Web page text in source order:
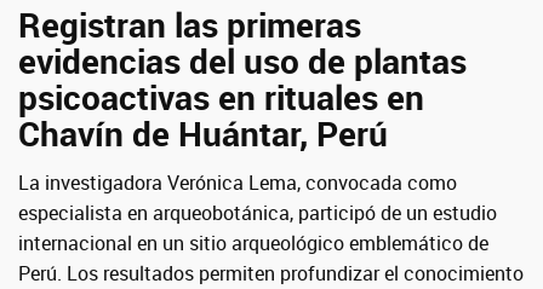
Registran las primeras
evidencias del uso de plantas
psicoactivas en rituales en
Chavín de Huántar, Perú
La investigadora Verónica Lema, convocada como
especialista en arqueobotánica, participó de un estudio
internacional en un sitio arqueológico emblemático de
Perú. Los resultados permiten profundizar el conocimiento